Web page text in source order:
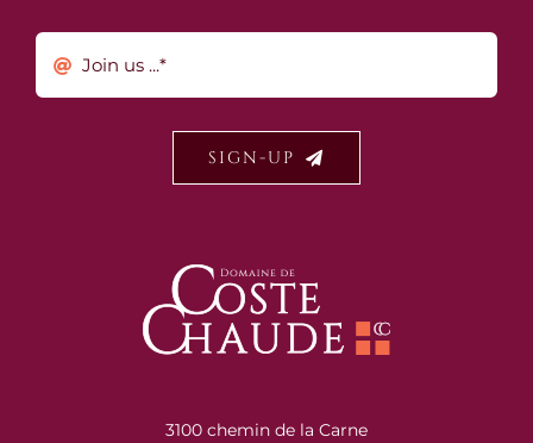
SIGN-UP
3100 chemin de la Carne